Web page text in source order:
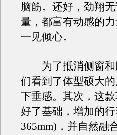
脑筋。还好，劲翔
量，都富有动感的
一见倾心。
为了抵消侧窗和
们看到了体型硕大
下垂感。其次，这
好了基础，增加的
365mm)，并自然融